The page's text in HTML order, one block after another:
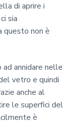
di aprire i
sia
questo non è
ad annidare nelle
vetro e quindi
anche al
le superfici del
è